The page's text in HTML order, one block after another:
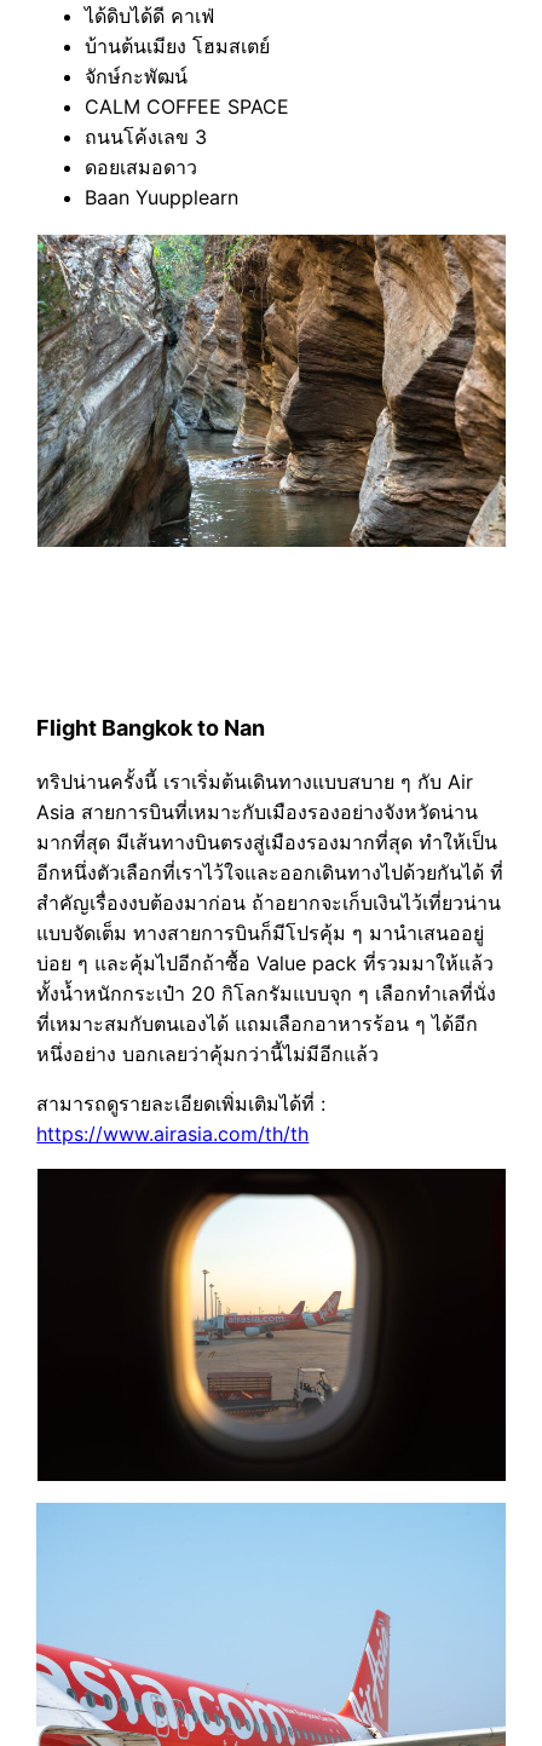
ได้ดิบได้ดี คาเฟ่
บ้านต้นเมียง โฮมสเตย์
จักษ์กะพัฒน์
CALM COFFEE SPACE
ถนนโค้งเลข 3
ดอยเสมอดาว
Baan Yuupplearn
Flight Bangkok to Nan
ทริปน่านครั้งนี้ เราเริ่มต้นเดินทางแบบสบาย ๆ กับ Air
Asia สายการบินที่เหมาะกับเมืองรองอย่างจังหวัดน่าน
มากที่สุด มีเส้นทางบินตรงสู่เมืองรองมากที่สุด ทำให้เป็น
อีกหนึ่งตัวเลือกที่เราไว้ใจและออกเดินทางไปด้วยกันได้ ที่
สำคัญเรื่องงบต้องมาก่อน ถ้าอยากจะเก็บเงินไว้เที่ยวน่าน
แบบจัดเต็ม ทางสายการบินก็มีโปรคุ้ม ๆ มานำเสนออยู่
บ่อย ๆ และคุ้มไปอีกถ้าซื้อ Value pack ที่รวมมาให้แล้ว
ทั้งน้ำหนักกระเป๋า 20 กิโลกรัมแบบจุก ๆ เลือกทำเลที่นั่ง
ที่เหมาะสมกับตนเองได้ แถมเลือกอาหารร้อน ๆ ได้อีก
หนึ่งอย่าง บอกเลยว่าคุ้มกว่านี้ไม่มีอีกแล้ว
สามารถดูรายละเอียดเพิ่มเติมได้ที่ :
https://www.airasia.com/th/th